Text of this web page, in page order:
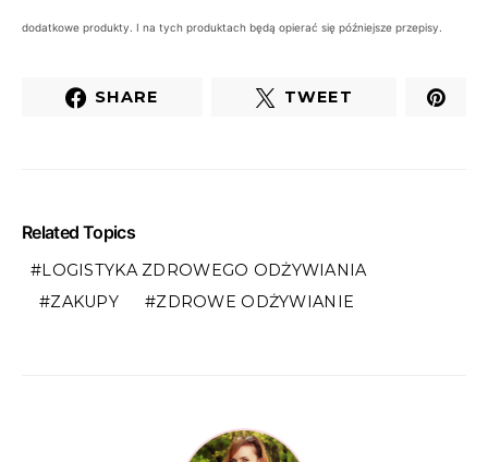
dodatkowe produkty. I na tych produktach będą opierać się późniejsze przepisy.
SHARE TWEET
Related Topics
LOGISTYKA ZDROWEGO ODŻYWIANIA
ZAKUPY
ZDROWE ODŻYWIANIE